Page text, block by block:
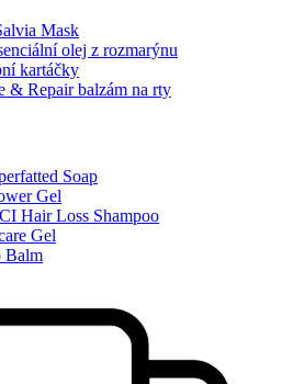
Mask
olej z rozmarýnu
kartáčky
Repair balzám na rty
Soap
Gel
Hair Loss Shampoo
Gel
Balm